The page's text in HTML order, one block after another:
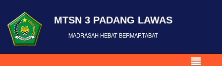
MTSN 3 PADANG LAWAS
MADRASAH HEBAT BERMARTABAT